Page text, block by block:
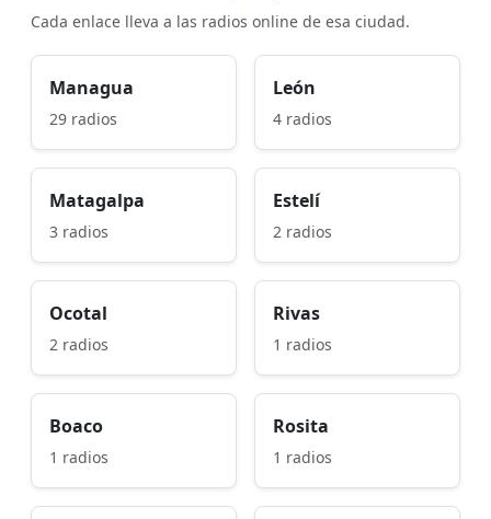
Cada enlace lleva a las radios online de esa ciudad.
Managua
29 radios
León
4 radios
Matagalpa
3 radios
Estelí
2 radios
Ocotal
2 radios
Rivas
1 radios
Boaco
1 radios
Rosita
1 radios